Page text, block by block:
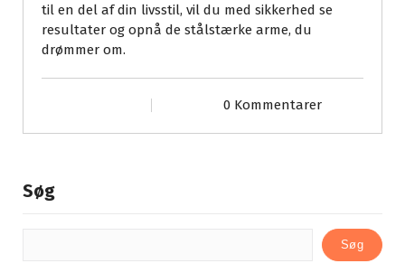
til en del af din livsstil, vil du med sikkerhed se
resultater og opnå de stålstærke arme, du
drømmer om.
0 Kommentarer
Søg
Søg